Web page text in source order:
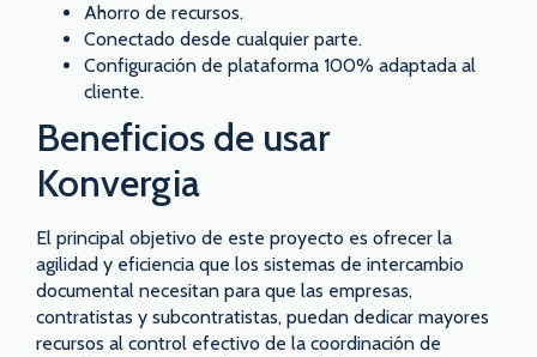
Ahorro de recursos.
Conectado desde cualquier parte.
Configuración de plataforma 100% adaptada al
cliente.
Beneficios de usar
Konvergia
El principal objetivo de este proyecto es ofrecer la
agilidad y eficiencia que los sistemas de intercambio
documental necesitan para que las empresas,
contratistas y subcontratistas, puedan dedicar mayores
recursos al control efectivo de la coordinación de